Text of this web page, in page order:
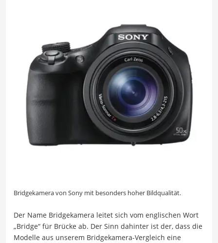
Bridgekamera von Sony mit besonders hoher Bildqualität.
Der Name Bridgekamera leitet sich vom englischen Wort
„Bridge“ für Brücke ab. Der Sinn dahinter ist der, dass die
Modelle aus unserem Bridgekamera-Vergleich eine